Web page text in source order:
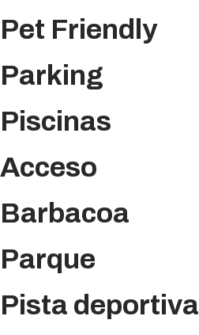
Pet Friendly
Parking
Piscinas
Acceso
Barbacoa
Parque
Pista deportiva